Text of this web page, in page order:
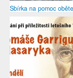
Sbírka na pomoc